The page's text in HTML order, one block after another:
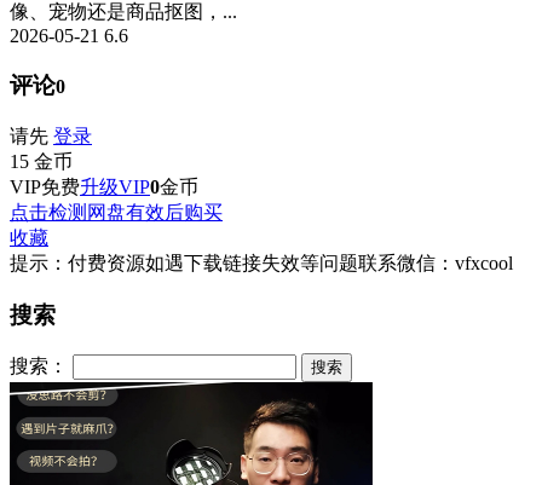
像、宠物还是商品抠图，...
2026-05-21 6.6
评论0
请先 登录
15 金币
VIP免费升级VIP0金币
点击检测网盘有效后购买
收藏
提示：付费资源如遇下载链接失效等问题联系微信：vfxcool
搜索
搜索：